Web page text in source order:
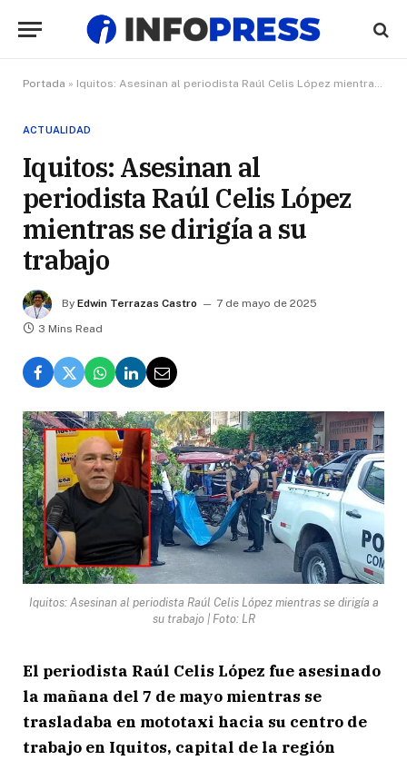
Portada » Iquitos: Asesinan al periodista Raúl Celis López mientras se dirigía a su trabajo
ACTUALIDAD
Iquitos: Asesinan al
periodista Raúl Celis López
mientras se dirigía a su
trabajo
By Edwin Terrazas Castro
7 de mayo de 2025
3 Mins Read
Iquitos: Asesinan al periodista Raúl Celis López mientras se dirigía a
su trabajo | Foto: LR
El periodista Raúl Celis López fue asesinado
la mañana del 7 de mayo mientras se
trasladaba en mototaxi hacia su centro de
trabajo en Iquitos, capital de la región